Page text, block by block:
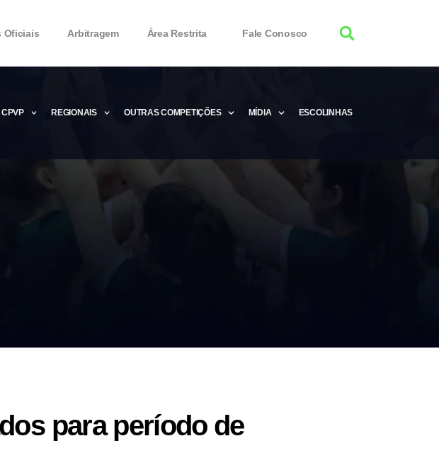
Oficiais Arbitragem Área Restrita Fale Conosco
Key 2020 – Free Product Keys
CPVP REGIONAIS OUTRAS COMPETIÇÕES MÍDIA ESCOLINHAS
para período de